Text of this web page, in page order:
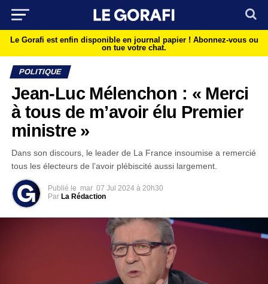
Le Gorafi est enfin disponible en journal papier ! Abonnez-vous ou
on tue votre chat.
POLITIQUE
Jean-Luc Mélenchon : « Merci
à tous de m’avoir élu Premier
ministre »
Dans son discours, le leader de La France insoumise a remercié
tous les électeurs de l’avoir plébiscité aussi largement.
Publié le mar 07 Jul 2024 à 20h30
Par La Rédaction